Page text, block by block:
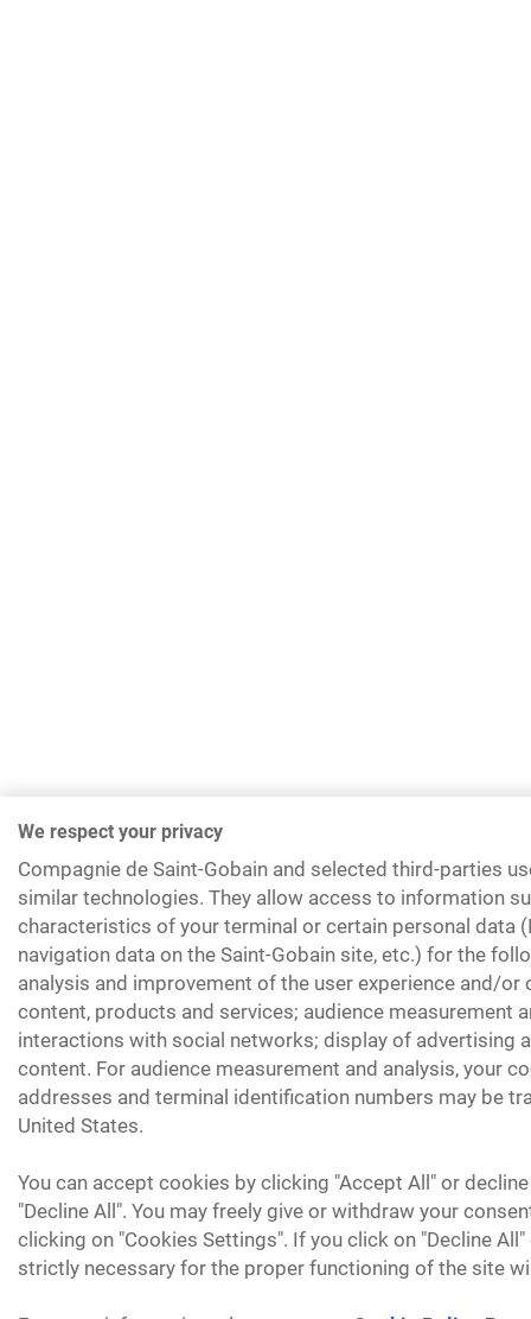
We respect your privacy
Compagnie de Saint-Gobain and selected third-parties
similar technologies. They allow access to information
characteristics of your terminal or certain personal data
navigation data on the Saint-Gobain site, etc.) for the
analysis and improvement of the user experience and/or
content, products and services; audience measurement
interactions with social networks; display of advertising
content. For audience measurement and analysis, your
addresses and terminal identification numbers may be
United States.
You can accept cookies by clicking "Accept All" or
"Decline All". You may freely give or withdraw your
clicking on "Cookies Settings". If you click on "Decline
strictly necessary for the proper functioning of the site